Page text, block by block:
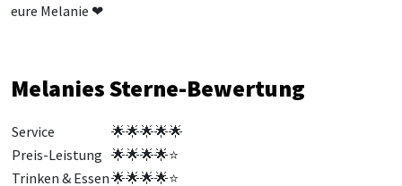
eure Melanie ❤
Melanies Sterne-Bewertung
Service 🌟🌟🌟🌟🌟
Preis-Leistung 🌟🌟🌟🌟⭐
Trinken & Essen🌟🌟🌟🌟⭐